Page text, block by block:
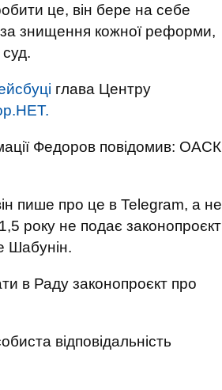
це, він бере на себе
за знищення кожної реформи,
глава Центру
Федоров повідомив: ОАСК
пише про це в Telegram, а не
року не подає законопроєкт
Шабунін.
в Раду законопроєкт про
відповідальність